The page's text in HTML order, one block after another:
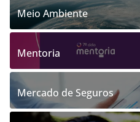
Meio Ambiente
Mentoria
Mercado de Seguros